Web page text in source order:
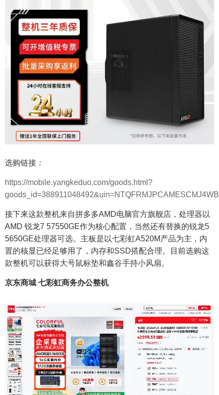
选购链接：
https://mobile.yangkeduo.com/goods.html?
接下来这款整机来自拼多多AMD电脑官方旗舰店，处理器以
AMD 锐龙7 57550GE作为核心配置，当然还有替换的锐龙5
5650GE处理器可选。主板是以七彩虹A520M产品为主，内
置的核显已经足够用了，内存和SSD搭配合理。目前选购这
款整机可以获得大号鼠标垫和鑫谷手持小风扇。
京东商城 七彩虹商务办公整机